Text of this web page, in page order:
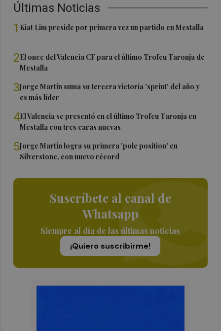
Últimas Noticias
1 Kiat Lim preside por primera vez un partido en Mestalla
2El once del Valencia CF para el último Trofeu Taronja de
Mestalla
3Jorge Martín suma su tercera victoria 'sprint' del año y
es más líder
4El Valencia se presentó en el último Trofeu Taronja en
Mestalla con tres caras nuevas
5Jorge Martín logra su primera 'pole position' en
Silverstone, con nuevo récord
Suscríbete al canal de
Whatsapp
Siempre al día de las últimas noticias
¡Quiero suscribirme!